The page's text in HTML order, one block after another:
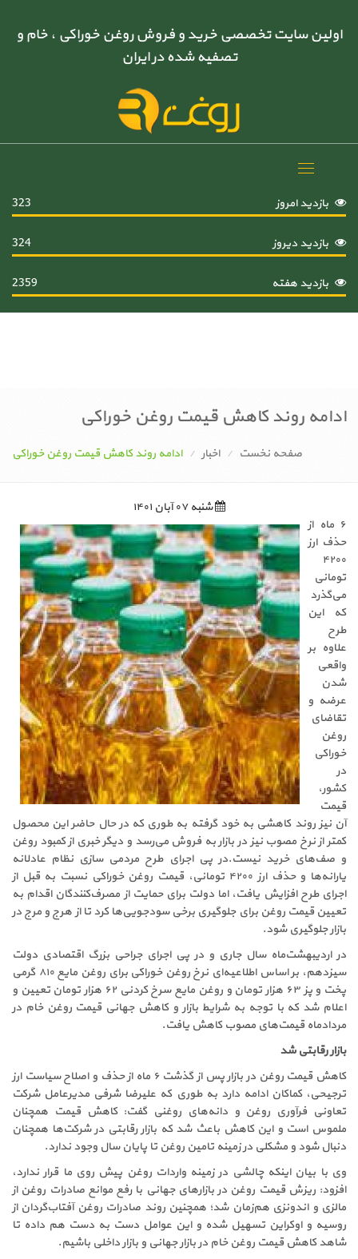
اولین سایت تخصصی خرید و فروش روغن خوراکی ، خام و
تصفیه شده در ایران
Toggle
بازدید امروز
323
بازدید دیروز 324
بازدید هفته 2359
ادامه روند کاهش قیمت روغن خوراکی
صفحه نخست اخبار ادامه روند کاهش قیمت روغن خوراکی
شنبه ۰۷ آبان ۱۴۰۱
۶ ماه از
حذف ارز
۴۲۰۰
تومانی
می‌گذرد
که این
طرح
علاوه بر
واقعی
شدن
عرضه و
تقاضای
روغن
خوراکی
در
کشور،
قیمت
آن نیز روند کاهشی به خود گرفته به طوری که در حال حاضر این محصول
کمتر از نرخ مصوب نیز در بازار به فروش می‌رسد و دیگر خبری از کمبود روغن
و صف‌های خرید نیست.در پی اجرای طرح مردمی سازی نظام عادلانه
یارانه‌ها و حذف ارز ۴۲۰۰ تومانی، قیمت روغن خوراکی نسبت به قبل از
اجرای طرح افزایش یافت، اما دولت برای حمایت از مصرف‌کنندگان اقدام به
تعیین قیمت روغن برای جلوگیری برخی سودجویی‌ها کرد تا از هرج و مرج در
بازار جلوگیری شود.
در اردیبهشت‌ماه سال جاری و در پی اجرای جراحی بزرگ اقتصادی دولت
سیزدهم، بر اساس اطلاعیه‌ای نرخ روغن خوراکی برای روغن مایع ۸۱۰ گرمی
پخت و پز ۶۳ هزار تومان و روغن مایع سرخ کردنی ۶۲ هزار تومان تعیین و
اعلام شد که با توجه به شرایط بازار و کاهش جهانی قیمت روغن خام در
مردادماه قیمت‌های مصوب کاهش یافت.
بازار رقابتی شد
کاهش قیمت روغن در بازار پس از گذشت ۶ ماه از حذف و اصلاح سیاست ارز
ترجیحی، کماکان ادامه دارد به طوری که علیرضا شرفی مدیرعامل شرکت
تعاونی فرآوری روغن و دانه‌های روغنی گفت: کاهش قیمت همچنان
ملموس است و این کاهش باعث شد که بازار رقابتی در شرکت‌ها همچنان
دنبال شود و مشکلی در زمینه تامین روغن تا پایان سال وجود ندارد.
وی با بیان اینکه چالشی در زمینه واردات روغن پیش روی ما قرار ندارد،
افزود: ریزش قیمت روغن در بازارهای جهانی با رفع موانع صادرات روغن از
مالزی و اندونزی هم‌زمان شد؛ همچنین روند صادرات روغن آفتاب‌گردان از
روسیه و اوکراین تسهیل شده و این عوامل دست به دست هم داده تا
شاهد کاهش قیمت روغن خام در بازار جهانی و بازار داخلی باشیم.